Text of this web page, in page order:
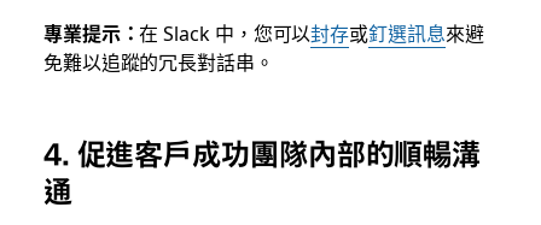
專業提示：在 Slack 中，您可以封存或釘選訊息來避
免難以追蹤的冗長對話串。
4. 促進客戶成功團隊內部的順暢溝
通